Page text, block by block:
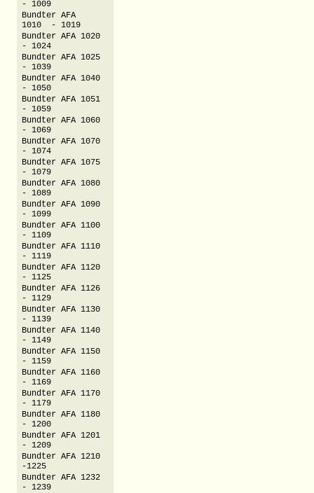
- 1009
Bundter AFA
1010 - 1019
Bundter AFA 1020
- 1024
Bundter AFA 1025
- 1039
Bundter AFA 1040
- 1050
Bundter AFA 1051
- 1059
Bundter AFA 1060
- 1069
Bundter AFA 1070
- 1074
Bundter AFA 1075
- 1079
Bundter AFA 1080
- 1089
Bundter AFA 1090
- 1099
Bundter AFA 1100
- 1109
Bundter AFA 1110
- 1119
Bundter AFA 1120
- 1125
Bundter AFA 1126
- 1129
Bundter AFA 1130
- 1139
Bundter AFA 1140
- 1149
Bundter AFA 1150
- 1159
Bundter AFA 1160
- 1169
Bundter AFA 1170
- 1179
Bundter AFA 1180
- 1200
Bundter AFA 1201
- 1209
Bundter AFA 1210
-1225
Bundter AFA 1232
- 1239